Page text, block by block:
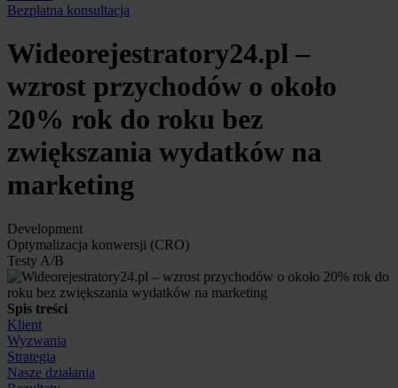
Bezpłatna konsultacja
Wideorejestratory24.pl –
wzrost przychodów o około
20% rok do roku bez
zwiększania wydatków na
marketing
Development
Optymalizacja konwersji (CRO)
Testy A/B
Spis treści
Klient
Wyzwania
Strategia
Nasze działania